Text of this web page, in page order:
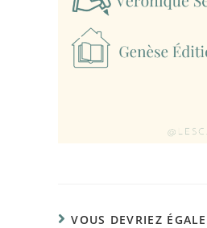
VOUS DEVRIEZ